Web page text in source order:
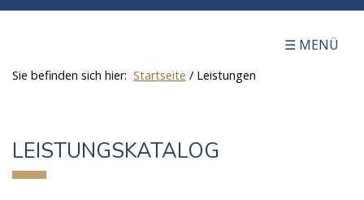
☰ MENÜ
Sie befinden sich hier: Startseite / Leistungen
LEISTUNGSKATALOG